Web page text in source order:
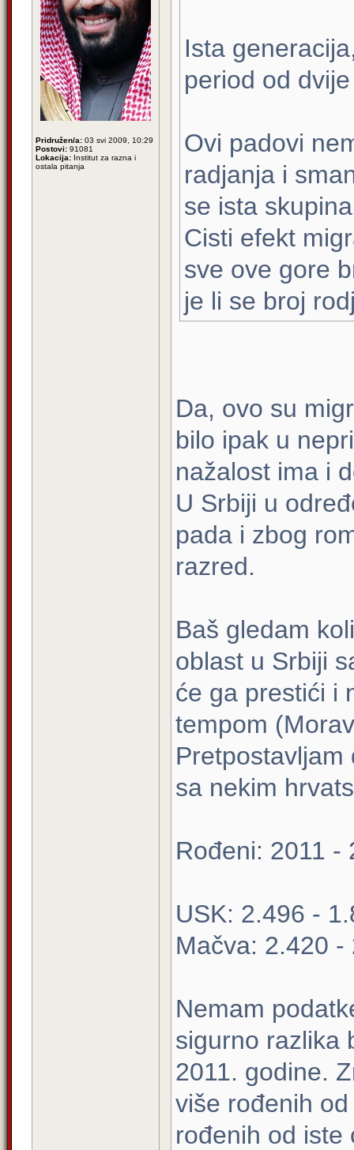
Pridružen/a: 03 svi 2009, 10:29
Postovi: 91081
Lokacija: Institut za razna i
ostala pitanja
Ista
period od
Ovi padovi
radjanja i
se ista
Cisti efekt
sve ove gore
je li se broj
Da, ovo su
bilo ipak u
nažalost ima i
U Srbiji u
pada i zbog
razred.
Baš gledam
oblast u Srbiji
će ga prestići i
tempom
sa nekim
Rođeni: 2011 -
USK: 2.496 -
Mačva: 2.420 -
Nemam
sigurno razlika
2011. godine.
više rođenih
rođenih od iste